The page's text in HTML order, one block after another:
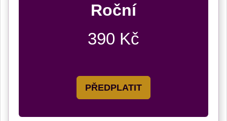
Roční
390 Kč
PŘEDPLATIT